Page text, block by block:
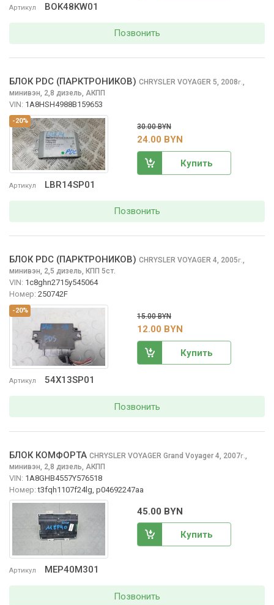
Артикул BOK48KW01
Позвонить
-20%
Артикул LBR14SP01
БЛОК PDC (ПАРКТРОНИКОВ) CHRYSLER VOYAGER 5, 2008г.,
минивэн, 2,8 дизель, АКПП
VIN: 1A8HSH4988B159653
30.00 BYN
24.00 BYN
Купить
Позвонить
-20%
Артикул 54X13SP01
БЛОК PDC (ПАРКТРОНИКОВ) CHRYSLER VOYAGER 4, 2005г.,
минивэн, 2,5 дизель, КПП 5ст.
VIN: 1c8ghn2715y545064
Номер: 250742F
15.00 BYN
12.00 BYN
Купить
Позвонить
Артикул MEP40M301
БЛОК КОМФОРТА CHRYSLER VOYAGER Grand Voyager 4, 2007г.,
минивэн, 2,8 дизель, АКПП
VIN: 1A8GHB4557Y576518
Номер: t3fqh1107f24lg, p04692247aa
45.00 BYN
Купить
Позвонить